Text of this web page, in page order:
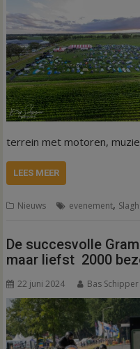
terrein met motoren,
LEES MEER
Nieuws evenement,
De succesvolle
maar liefst 2000
22 juni 2024 Bas Schipper